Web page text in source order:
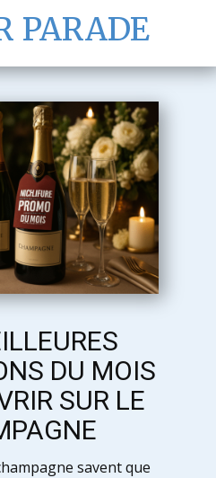
PARADE
DU MOIS
SUR LE
savent que